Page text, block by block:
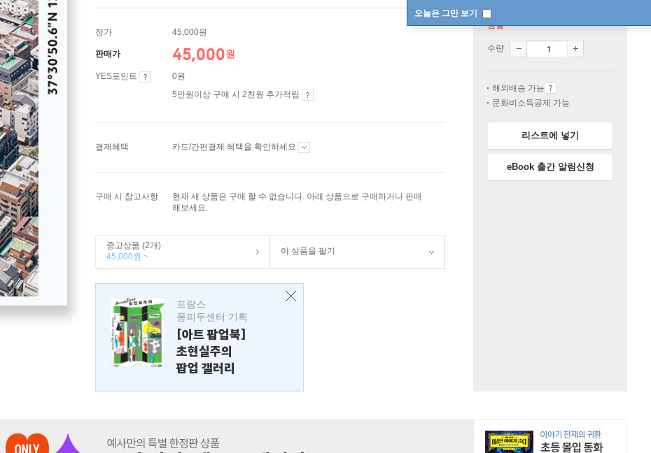
오늘은 그만 보기
정가 45,000원
판매가 45,000원
YES포인트
0원
5만원이상 구매 시 2천원 추가적립
결제혜택 카드/간편결제 혜택을 확인하세요
구매 시 참고사항
현재 새 상품은 구매 할 수 없습니다. 아래 상품으로 구매하거나 판매
해보세요.
중고상품 (2개)
45,000원 ~
이 상품을 팔기
프랑스
퐁피두센터 기획
[아트 팝업북]
초현실주의
팝업 갤러리
품절
수량
해외배송 가능
문화비소득공제 가능
리스트에 넣기
eBook 출간 알림신청